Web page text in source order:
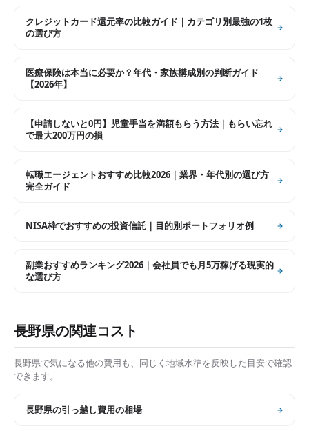
クレジットカード還元率の比較ガイド｜カテゴリ別最強の1枚
の選び方
医療保険は本当に必要か？年代・家族構成別の判断ガイド
【2026年】
【申請しないと0円】児童手当を満額もらう方法｜もらい忘れ
で最大200万円の損
転職エージェントおすすめ比較2026｜業界・年代別の選び方
完全ガイド
NISA枠でおすすめの投資信託｜目的別ポートフォリオ例
副業おすすめランキング2026｜会社員でも月5万稼げる現実的
な選び方
長野県の関連コスト
長野県で気になる他の費用も、同じく地域水準を反映した目安で確認
できます。
長野県の引っ越し費用の相場